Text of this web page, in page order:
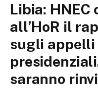
Libia: HNEC
all’HoR il
sugli
saranno